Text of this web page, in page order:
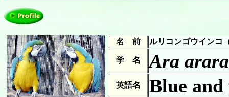
名 前 ルリコンゴウインコ
学 名 Ara
英語名 Blue